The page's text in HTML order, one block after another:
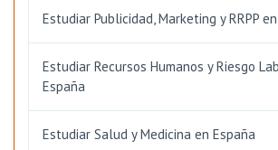
Estudiar Publicidad, Marketing y RRPP
Estudiar Recursos Humanos y Riesgo
España
Estudiar Salud y Medicina en España